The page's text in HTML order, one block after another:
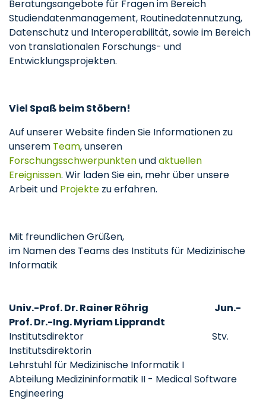
Beratungsangebote für Fragen im Bereich
Studiendatenmanagement, Routinedatennutzung,
Datenschutz und Interoperabilität, sowie im Bereich
von translationalen Forschungs- und
Entwicklungsprojekten.
Viel Spaß beim Stöbern!
Auf unserer Website finden Sie Informationen zu
unserem Team, unseren
Forschungsschwerpunktenundaktuellen
Ereignissen. Wir laden Sie ein, mehr über unsere
Arbeit und Projekte zu erfahren.
Mit freundlichen Grüßen,
im Namen des Teams des Instituts für Medizinische
Informatik
Univ.-Prof. Dr. Rainer Röhrig Jun.-
Prof. Dr.-Ing. Myriam Lipprandt
Institutsdirektor Stv.
Institutsdirektorin
Lehrstuhl für Medizinische Informatik I
Abteilung Medizininformatik II - Medical Software
Engineering